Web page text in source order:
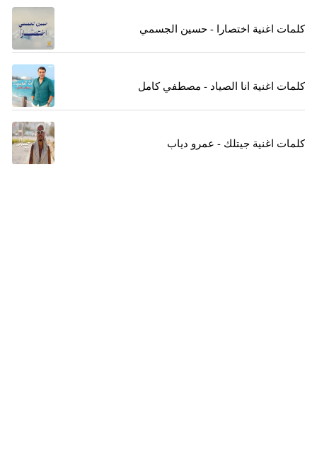
كلمات اغنية اختصارا - حسين الجسمي
كلمات اغنية انا الصياد - مصطفي كامل
كلمات اغنية جيتلك - عمرو دياب